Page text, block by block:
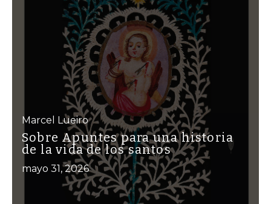
Marcel Lueiro
Sobre Apuntes para una historia
de la vida de los santos
mayo 31, 2026